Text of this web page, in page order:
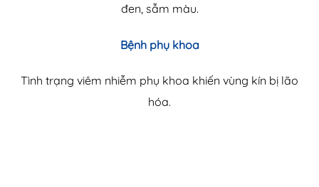
đen, sẫm màu.
Bệnh phụ khoa
Tình trạng viêm nhiễm phụ khoa khiến vùng kín bị lão
hóa.